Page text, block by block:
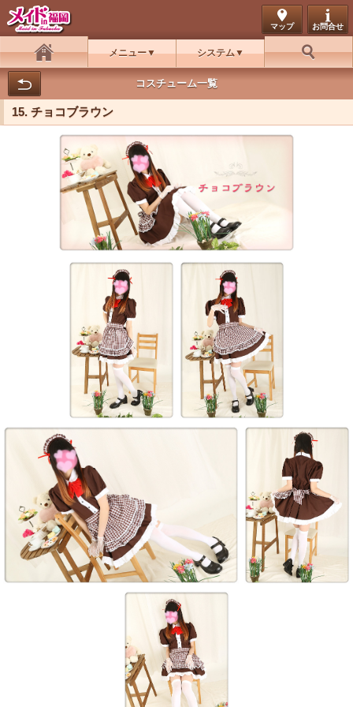
マップ お問合せ
ホーム
メニュー システム
お好み検索
コスチューム一覧
15. チョコブラウン